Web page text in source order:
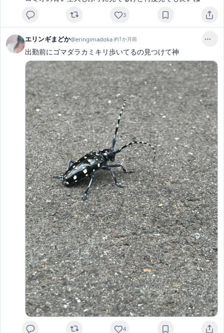
3
エリンギまどか@eringimadoka·約1か月前
出勤前にゴマダラカミキリ歩いてるの見つけて神
4